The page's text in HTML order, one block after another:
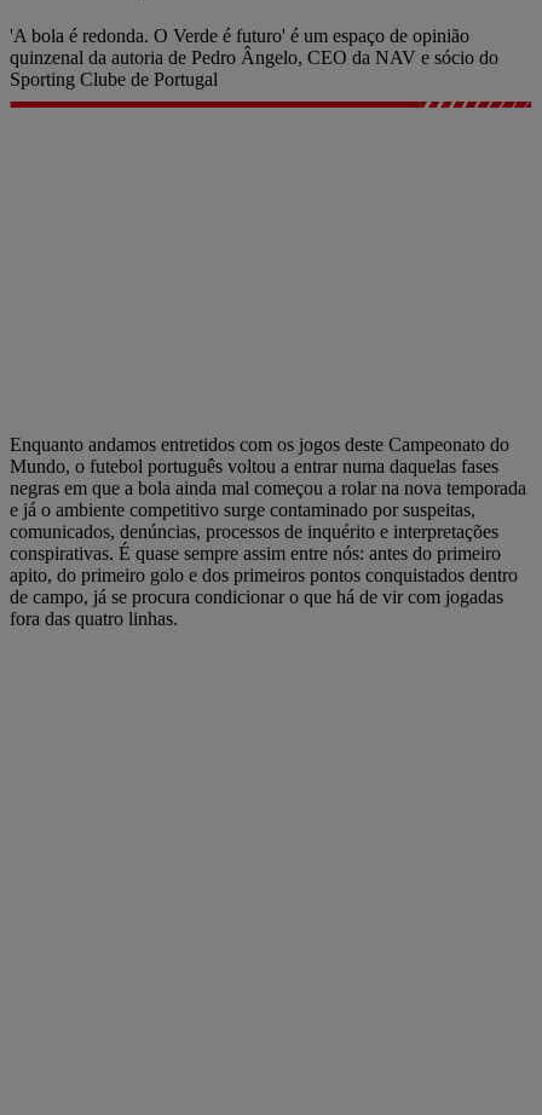
'A bola é redonda. O Verde é futuro' é um espaço de opinião
quinzenal da autoria de Pedro Ângelo, CEO da NAV e sócio do
Sporting Clube de Portugal
Enquanto andamos entretidos com os jogos deste Campeonato do
Mundo, o futebol português voltou a entrar numa daquelas fases
negras em que a bola ainda mal começou a rolar na nova temporada
e já o ambiente competitivo surge contaminado por suspeitas,
comunicados, denúncias, processos de inquérito e interpretações
conspirativas. É quase sempre assim entre nós: antes do primeiro
apito, do primeiro golo e dos primeiros pontos conquistados dentro
de campo, já se procura condicionar o que há de vir com jogadas
fora das quatro linhas.